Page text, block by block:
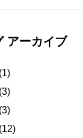
アーカイブ
(1)
(3)
(3)
(12)